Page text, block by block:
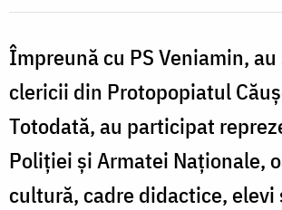
la
Varnița,
Republica
Moldova
Împreună cu PS Veniamin, au
clericii din Protopopiatul
Totodată, au participat
Poliției și Armatei Naționale,
cultură, cadre didactice, elevi